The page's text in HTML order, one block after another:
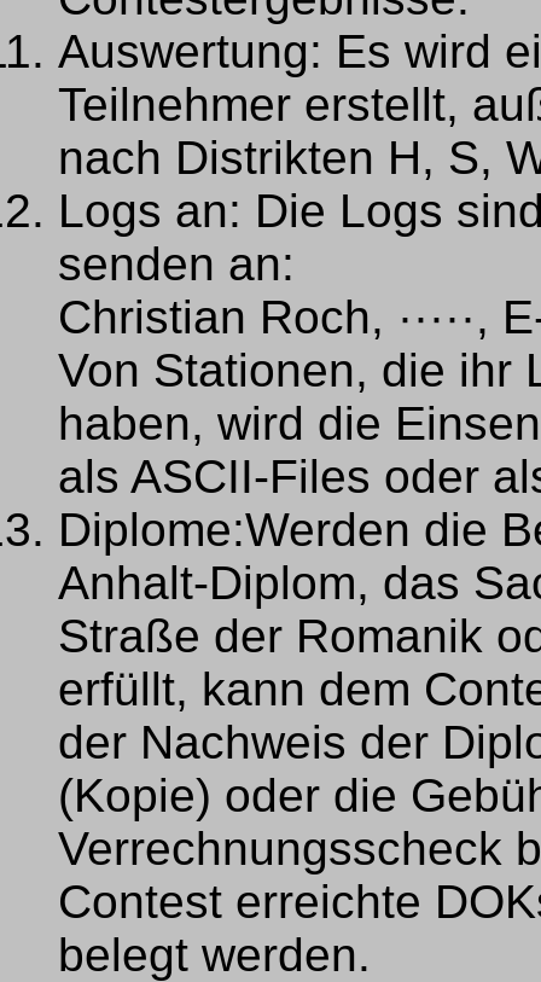
Auswertung: Es wird
Teilnehmer erstellt,
nach Distrikten H, S,
Logs an: Die Logs
senden an:
Christian Roch, ·····,
Von Stationen, die ihr
haben, wird die
als ASCII-Files oder
Diplome:Werden die
Anhalt-Diplom, das
Straße der Romanik
erfüllt, kann dem
der Nachweis der
(Kopie) oder die
Verrechnungsscheck
Contest erreichte
belegt werden.